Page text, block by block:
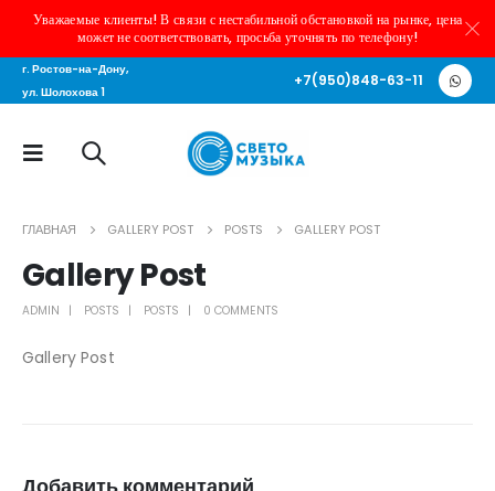
Уважаемые клиенты! В связи с нестабильной обстановкой на рынке, цена
может не соответствовать, просьба уточнять по телефону!
г. Ростов-на-Дону,
ул. Шолохова 1
+7(950)848-63-11
ГЛАВНАЯ GALLERY POST POSTS GALLERY POST
Gallery Post
ADMIN POSTS POSTS 0 COMMENTS
Gallery Post